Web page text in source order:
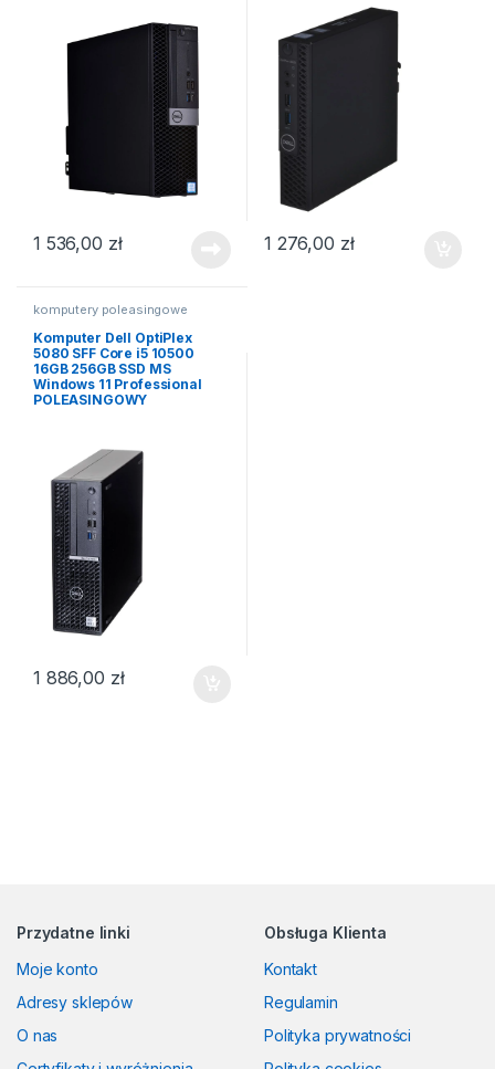
1 536,00 zł 1 276,00 zł
komputery poleasingowe
Komputer Dell OptiPlex
5080 SFF Core i5 10500
16GB 256GB SSD MS
Windows 11 Professional
POLEASINGOWY
1 886,00 zł
Przydatne linki
Moje konto
Adresy sklepów
O nas
Obsługa Klienta
Kontakt
Regulamin
Polityka prywatności